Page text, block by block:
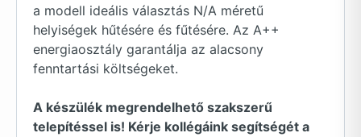
a modell ideális választás N/A méretű
helyiségek hűtésére és fűtésére. Az A++
energiaosztály garantálja az alacsony
fenntartási költségeket.
A készülék megrendelhető szakszerű
telepítéssel is! Kérje kollégáink segítségét a